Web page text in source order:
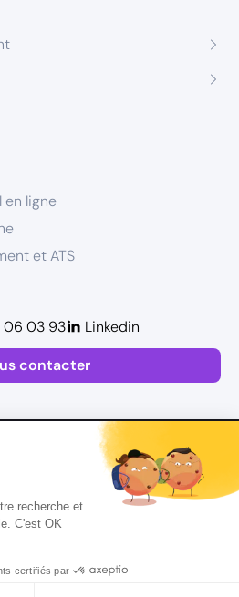
recherche et
C'est OK
certifiés par
ligne
et ATS
contacter
06 03 93 Linkedin
Plan de site
légales
d’Utilisation
actualisée en
2026